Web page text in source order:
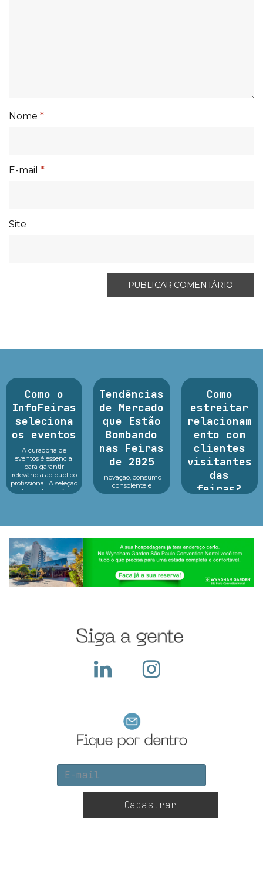
Nome *
E-mail *
Site
Como o
InfoFeiras
seleciona
os eventos
A curadoria de
eventos é essencial
para garantir
relevância ao público
profissional. A seleção
de feiras de negócios
Tendências
de Mercado
que Estão
Bombando
nas Feiras
de 2025
Inovação, consumo
consciente e
tecnologia no centro
estão revelando um
Como
estreitar
relacionam
ento com
clientes
visitantes
das
feiras?
recebe diversos
visitantes em seu
stand, apresenta seus
produtos e serviços,
ocorre a troca de